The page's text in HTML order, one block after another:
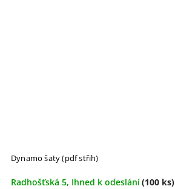
Dynamo šaty (pdf střih)
Radhošťská 5, Ihned k odeslání(100 ks)